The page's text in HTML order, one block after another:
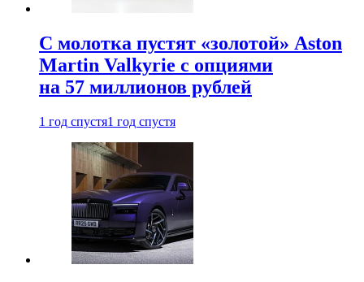
С молотка пустят «золотой» Aston
Martin Valkyrie с опциями
на 57 миллионов рублей
1 год спустя1 год спустя